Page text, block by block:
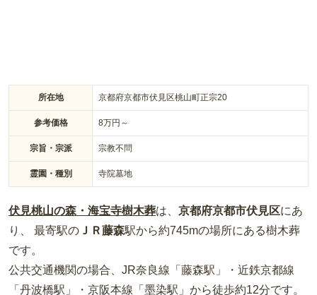
所在地 京都府京都市伏見区桃山町正宗20
参考価格 8万円～
宗旨・宗派 宗教不問
霊園・種別 寺院墓地
伏見桃山の森・海宝寺樹木葬は、 京都府京都市伏見区にあ
り、 最寄駅の ＪＲ藤森駅から約745mの場所にある樹木葬
です。
公共交通機関の場合、JR奈良線「藤森駅」・近鉄京都線
「丹波橋駅」・京阪本線「墨染駅」から徒歩約12分です。